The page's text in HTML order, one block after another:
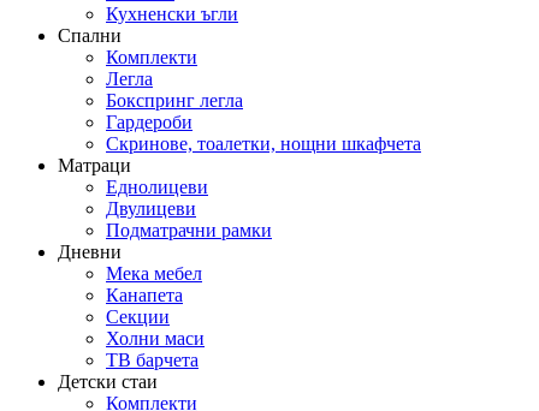
Кухненски ъгли
Спални
Комплекти
Легла
Бокспринг легла
Гардероби
Скринове, тоалетки, нощни шкафчета
Матраци
Еднолицеви
Двулицеви
Подматрачни рамки
Дневни
Мека мебел
Канапета
Секции
Холни маси
ТВ барчета
Детски стаи
Комплекти